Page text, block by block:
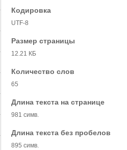
Кодировка
UTF-8
Размер страницы
12.21 КБ
Количество слов
65
Длина текста на странице
981 симв.
Длина текста без пробелов
895 симв.